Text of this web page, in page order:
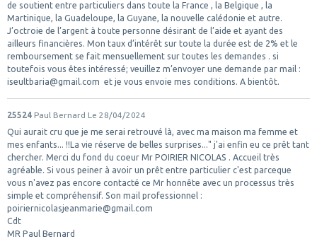
de soutient entre particuliers dans toute la France , la Belgique , la
Martinique, la Guadeloupe, la Guyane, la nouvelle calédonie et autre.
J’octroie de l’argent à toute personne désirant de l’aide et ayant des
ailleurs financières. Mon taux d’intérêt sur toute la durée est de 2% et le
remboursement se fait mensuellement sur toutes les demandes . si
toutefois vous êtes intéressé; veuillez m’envoyer une demande par mail :
iseultbaria@gmail.com et je vous envoie mes conditions. A bientôt.
25524 Paul Bernard Le 28/04/2024
Qui aurait cru que je me serai retrouvé là, avec ma maison ma femme et
mes enfants... !!La vie réserve de belles surprises..." j'ai enfin eu ce prêt tant
chercher. Merci du fond du coeur Mr POIRIER NICOLAS . Accueil très
agréable. Si vous peiner à avoir un prêt entre particulier c'est parceque
vous n'avez pas encore contacté ce Mr honnête avec un processus très
simple et compréhensif. Son mail professionnel :
poiriernicolasjeanmarie@gmail.com
Cdt
MR Paul Bernard